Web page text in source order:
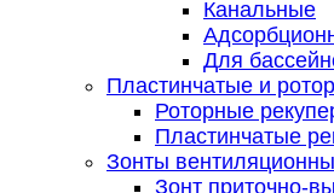
Канальные
Для
Пластинчатые и
Роторные
Пластинчатые
Зонты
Зонт приточно-